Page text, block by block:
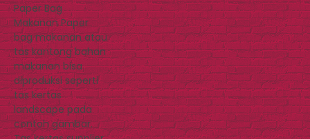
Paper Bag
Makanan Paper
bag makanan atau
tas kantong bahan
makanan bisa
diproduksi seperti
tas kertas
landscape pada
contoh gambar.